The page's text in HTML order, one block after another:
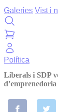
Galeries Vist i
Política
Liberals i SDP
d’emprenedoria